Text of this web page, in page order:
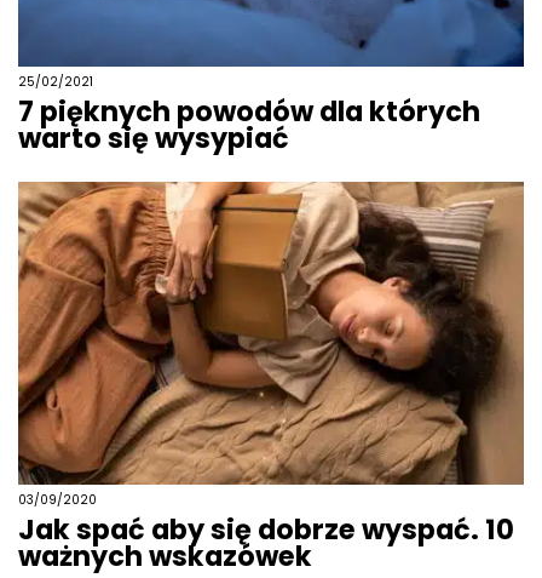
25/02/2021
7 pięknych powodów dla których
warto się wysypiać
03/09/2020
Jak spać aby się dobrze wyspać. 10
ważnych wskazówek